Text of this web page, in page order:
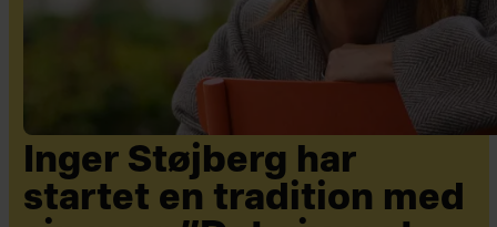
Inger Støjberg har
startet en tradition med